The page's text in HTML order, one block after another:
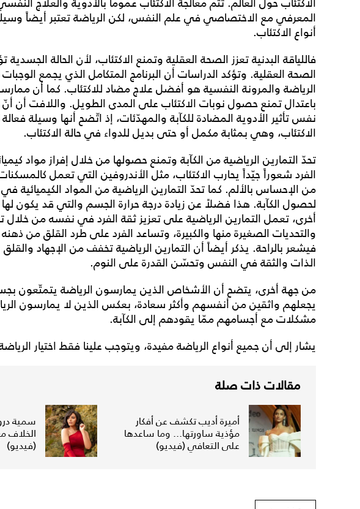
المعرفي مع الاختصاصي في علم النفس، لكن الرياضة تعتبر أيضاً
أنواع الاكتئاب.
فاللياقة البدنية تعزز الصحة العقلية وتمنع الاكتئاب، لأن الحالة
الصحة العقلية. وتؤكد الدراسات أن البرنامج المتكامل الذي يجمع
الرياضة والمرونة النفسية هو أفضل علاج مضاد للاكتئاب. كما أن
باعتدال تمنع حصول نوبات الاكتئاب على المدى الطويل. واللافت أن أنّ
نفس تأثير الأدوية المضادة للكآبة والمهدّئات، إذ اتّضح أنها وسيلة
الاكتئاب، وهي بمثابة مكمل أو حتى بديل للدواء في حالة الاكتئاب.
تحدّ التمارين الرياضية من الكآبة وتمنع حصولها من خلال إفراز مواد
الفرد شعوراً جيّداً يحارب الاكتئاب، مثل الأندروفين التي تعمل
من الإحساس بالألم. كما تحدّ التمارين الرياضية من المواد الكيميائية في
لحصول الكآبة. هذا فضلاً عن زيادة درجة حرارة الجسم والتي قد يكون
أخرى، تعمل التمارين الرياضية على تعزيز ثقة الفرد في نفسه من خلال
والتحديات الصغيرة منها والكبيرة، وتساعد الفرد على طرد القلق من
فيشعر بالراحة. يذكر أيضاً أن التمارين الرياضية تخفف من الإجهاد والقلق
الذات والثقة في النفس وتحسّن القدرة على النوم.
من جهة أخرى، يتضح أن الأشخاص الذين يمارسون الرياضة يتمتّعون
يجعلهم واثقين من أنفسهم وأكثر سعادة، بعكس الذين لا يمارسون
مشكلات مع أجسامهم ممّا يقودهم إلى الكآبة.
يشار إلى أن جميع أنواع الرياضة مفيدة، ويتوجب علينا فقط اختيار
مقالات ذات صلة
أميرة أديب تكشف عن أفكار
مؤذية ساورتها... وما ساعدها
على التعافي (فيديو)
سمية
الخلاف
(فيديو)